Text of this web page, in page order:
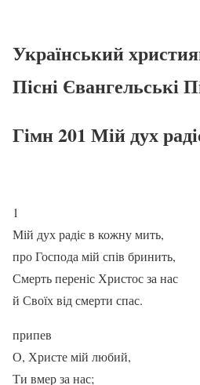
Український
Пісні Євангельські
Гімн 201 Мій дух
1
Мій дух радіє в кожну мить,
про Господа мій спів бринить,
Смерть переніс Христос за нас
й Своїх від смерти спас.
припев
О, Христе мій любий,
Ти вмер за нас;